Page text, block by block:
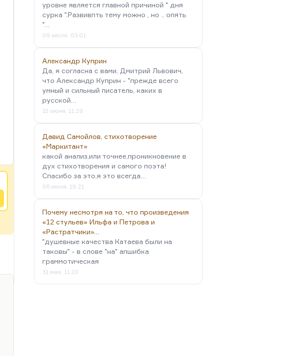
уровне является главной причиной " дня
сурка ".Развивпть тему можно , но .. опять
"…
09 июля, 03:01
Александр Куприн
Да, я согласна с вами, Дмитрий Львович,
что Александр Куприн - "прежде всего
умный и сильный писатель, каких в
русской…
15 июня, 11:29
Давид Самойлов, стихотворение
«Маркитант»
какой анализ,или точнее,проникновение в
дух стихотворения и самого поэта!
Спасибо за это,я это всегда…
06 июня, 19:21
Почему несмотря на то, что произведения
«12 стульев» Ильфа и Петрова и
«Растратчики»…
"душевные качества Катаева были на
таковы" - в слове "на" апшибка
граммотическая
31 мая, 11:20